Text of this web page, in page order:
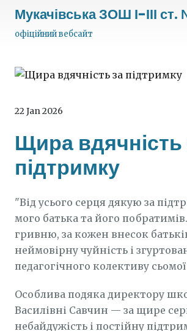
Мукачівська ЗОШ І-ІІІ
офіційний вебсайт
22 Jan 2026
Щира вдячність
підтримку
"Від усього серця дякую за
мого батька та його
гривню, за кожен внесок
неймовірну чуйність і
педагогічного колективу
Особлива подяка директору
Василівні Савчин — за щире
небайдужість і постійну